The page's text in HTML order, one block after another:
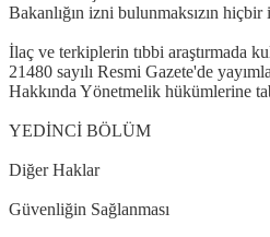
Bakanlığın izni bulunmaksızın
İlaç ve terkiplerin tıbbi araştırmada
21480 sayılı Resmi Gazete'de
Hakkında Yönetmelik hükümlerine
YEDİNCİ BÖLÜM
Diğer Haklar
Güvenliğin Sağlanması